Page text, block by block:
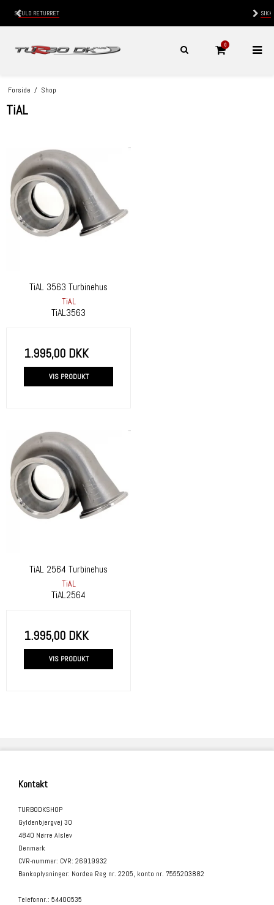
0
Forside / Shop
TiAL
TiAL 3563 Turbinehus
TiAL
TiAL3563
1.995,00 DKK
VIS PRODUKT
TiAL 2564 Turbinehus
TiAL
TiAL2564
1.995,00 DKK
VIS PRODUKT
Kontakt
TURBODKSHOP
Gyldenbjergvej 30
4840 Nørre Alslev
Denmark
CVR-nummer: CVR: 26919932
Bankoplysninger: Nordea Reg nr. 2205, konto nr. 7555203882
Telefonnr.: 54400535